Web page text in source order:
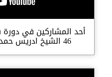
أحد المشاركين في
46 الشيخ ادريس حمد من كردستان العراق